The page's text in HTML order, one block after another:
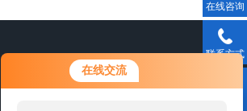
在线交流
在线咨询
联系方式